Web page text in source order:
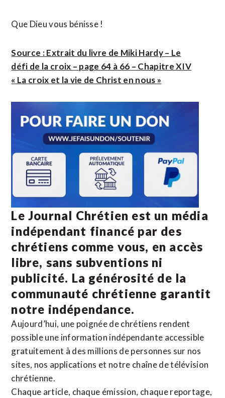
Que Dieu vous bénisse !
Source : Extrait du livre de Miki Hardy – Le
défi de la croix – page 64 à 66 – Chapitre XIV
« La croix et la vie de Christ en nous »
Le Journal Chrétien est un média
indépendant financé par des
chrétiens comme vous, en accès
libre, sans subventions ni
publicité. La générosité de la
communauté chrétienne garantit
notre indépendance.
Aujourd’hui, une poignée de chrétiens rendent
possible une information indépendante accessible
gratuitement à des millions de personnes sur nos
sites, nos applications et notre chaîne de télévision
chrétienne.
Chaque article, chaque émission, chaque reportage,